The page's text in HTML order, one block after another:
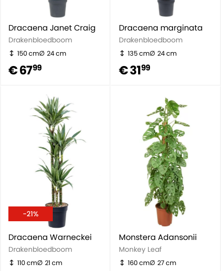
Dracaena Janet Craig
Drakenbloedboom
150 cm 24 cm
€ 6799
Dracaena marginata
Drakenbloedboom
135 cm 24 cm
€ 3199
-21%
Dracaena Warneckei
Drakenbloedboom
110 cm 21 cm
Monstera Adansonii
Monkey Leaf
160 cm 27 cm